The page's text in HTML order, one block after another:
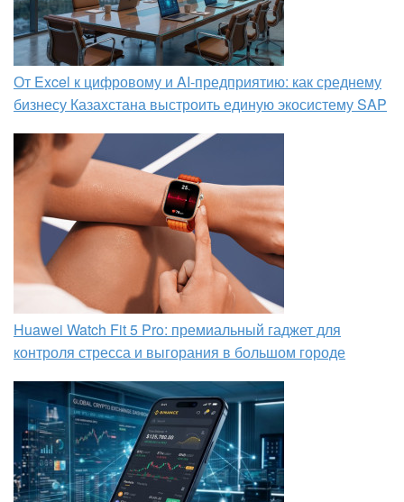
От Excel к цифровому и AI‑предприятию: как среднему
бизнесу Казахстана выстроить единую экосистему SAP
Huawei Watch Fit 5 Pro: премиальный гаджет для
контроля стресса и выгорания в большом городе